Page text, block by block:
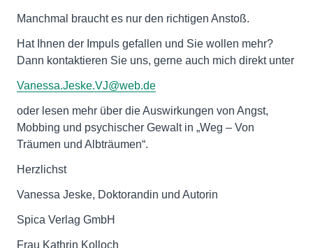
Manchmal braucht es nur den richtigen Anstoß.
Hat Ihnen der Impuls gefallen und Sie wollen mehr?
Dann kontaktieren Sie uns, gerne auch mich direkt unter
Vanessa.Jeske.VJ@web.de
oder lesen mehr über die Auswirkungen von Angst,
Mobbing und psychischer Gewalt in „Weg – Von
Träumen und Albträumen“.
Herzlichst
Vanessa Jeske, Doktorandin und Autorin
Spica Verlag GmbH
Frau Kathrin Kolloch